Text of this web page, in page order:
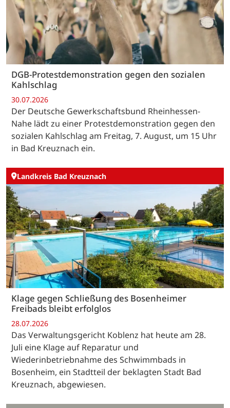
DGB-Protestdemonstration gegen den sozialen
Kahlschlag
30.07.2026
Der Deutsche Gewerkschaftsbund Rheinhessen-
Nahe lädt zu einer Protestdemonstration gegen den
sozialen Kahlschlag am Freitag, 7. August, um 15 Uhr
in Bad Kreuznach ein.
Landkreis Bad Kreuznach
Klage gegen Schließung des Bosenheimer
Freibads bleibt erfolglos
28.07.2026
Das Verwaltungsgericht Koblenz hat heute am 28.
Juli eine Klage auf Reparatur und
Wiederinbetriebnahme des Schwimmbads in
Bosenheim, ein Stadtteil der beklagten Stadt Bad
Kreuznach, abgewiesen.